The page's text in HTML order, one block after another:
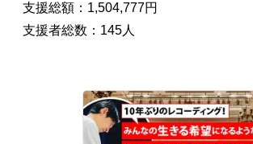
支援総額：1,504,777円
支援者総数：145人